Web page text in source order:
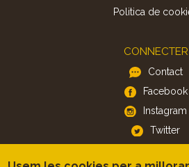
Politica de
CONNECTER
Contact
Facebook
Instagram
Twitter